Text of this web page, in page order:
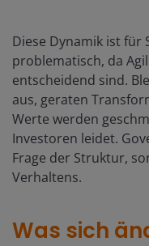
Diese Dynamik ist für
problematisch, da
entscheidend sind.
aus, geraten
Werte werden
Investoren leidet.
Frage der Struktur,
Verhaltens.
Was sich